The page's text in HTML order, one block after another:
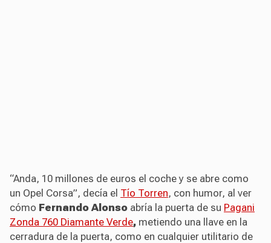
“Anda, 10 millones de euros el coche y se abre como
un Opel Corsa”, decía el Tío Torren, con humor, al ver
cómo Fernando Alonso abría la puerta de su Pagani
Zonda 760 Diamante Verde, metiendo una llave en la
cerradura de la puerta, como en cualquier utilitario de